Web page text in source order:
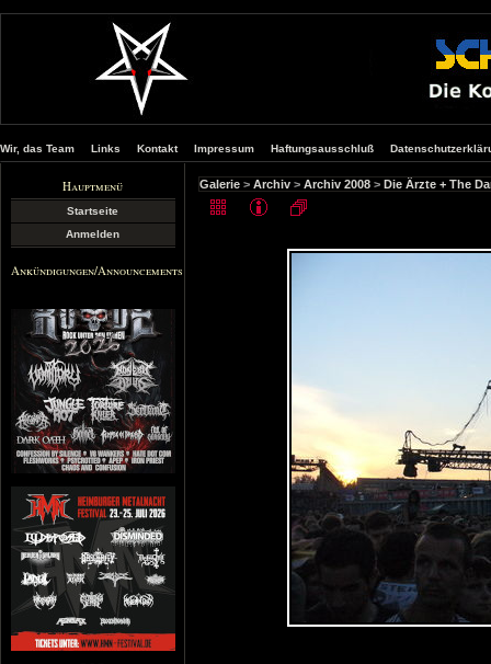
Wir, das Team Links Kontakt Impressum Haftungsausschluß
Hauptmenü
Startseite
Anmelden
Ankündigungen/Announcements
Galerie > Archiv > Archiv 2008 > Die Ärzte + The